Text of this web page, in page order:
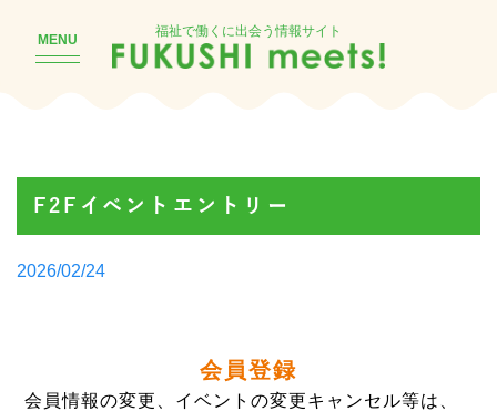
MENU
福祉で働くに出会う情報サイト
F2Fイベントエントリー
Posted
2026/02/24
会員登録
会員情報の変更、イベントの変更キャンセル等は、